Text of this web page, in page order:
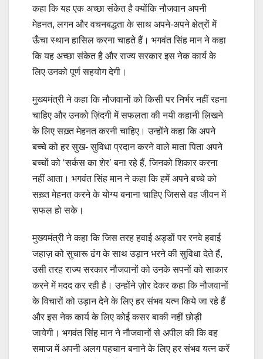
कहा कि यह एक अच्छा संकेत है क्योंकि नौजवान अपनी
मेहनत, लगन और वचनबद्धता के साथ अपने-अपने क्षेत्रों में
ऊँचा स्थान हासिल करना चाहते हैं। भगवंत सिंह मान ने कहा
कि यह अच्छा संकेत है और राज्य सरकार इस नेक कार्य के
लिए उनको पूर्ण सहयोग देगी।
मुख्यमंत्री ने कहा कि नौजवानों को किसी पर निर्भर नहीं रहना
चाहिए और उनको ज़िंदगी में सफलता की नयी कहानी लिखने
के लिए सख़्त मेहनत करनी चाहिए। उन्होंने कहा कि अपने
बच्चे को हर सुख- सुविधा प्रदान करने वाले माता पिता अपने
बच्चों को ‘सर्कस का शेर’ बना रहे हैं, जिनको शिकार करना
नहीं आता। भगवंत सिंह मान ने कहा कि हमें अपने बच्चे को
सख़्त मेहनत करने के योग्य बनाना चाहिए जिससे वह जीवन में
सफल हो सके।
मुख्यमंत्री ने कहा कि जिस तरह हवाई अड्डों पर रनवे हवाई
जहाज़ को सुचारू ढंग के साथ उड़ान भरने की सुविधा देते हैं,
उसी तरह राज्य सरकार नौजवानों को उनके सपनों को साकार
करने में मदद कर रही है। उन्होंने ज़ोर देकर कहा कि नौजवानों
के विचारों को उड़ान देने के लिए हर संभव यत्न किये जा रहे हैं
और इस नेक कार्य के लिए कोई कसर बाकी नहीं छोड़ी
जायेगी। भगवंत सिंह मान ने नौजवानों से अपील की कि वह
समाज में अपनी अलग पहचान बनाने के लिए हर संभव यत्न करें